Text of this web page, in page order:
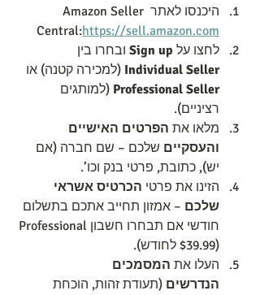
היכנסו לאתר Amazon Seller
Central:https://sell.amazon.com
לחצו על Sign up ובחרו בין
Individual Seller (למכירה קטנה) או
Professional Seller (למותגים
רציניים).
מלאו את הפרטים האישיים
והעסקיים שלכם – שם חברה (אם
יש), כתובת, פרטי בנק וכו’.
הזינו את פרטי הכרטיס אשראי
שלכם – אמזון תחייב אתכם בתשלום
($39.99 לחודש).
העלו את המסמכים
הנדרשים (תעודת זהות, הוכחת